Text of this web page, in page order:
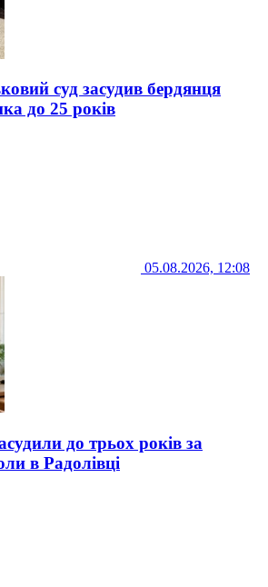
суд засудив бердянця
до 25 років
05.08.2026, 12:08
до трьох років за
в Радолівці